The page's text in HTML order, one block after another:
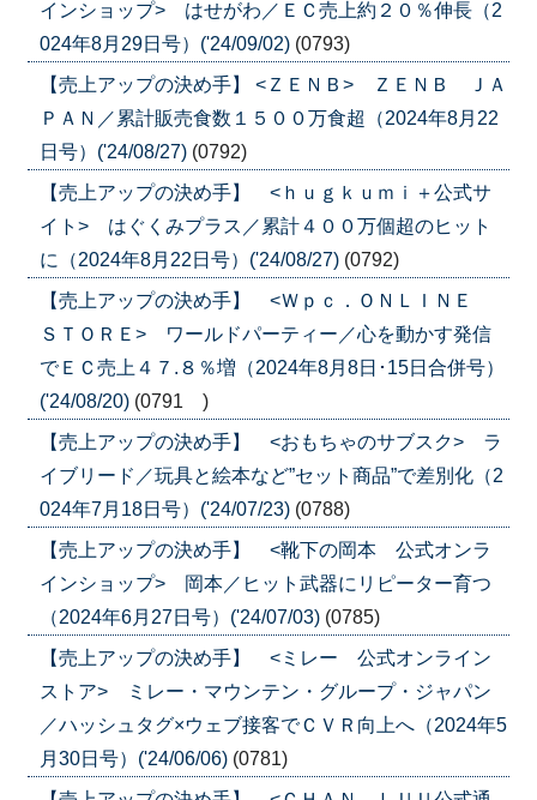
インショップ> はせがわ／ＥＣ売上約２０％伸長（2
024年8月29日号）('24/09/02) (0793)
【売上アップの決め手】 <ＺＥＮＢ> ＺＥＮＢ ＪＡ
ＰＡＮ／累計販売食数１５００万食超（2024年8月22
日号）('24/08/27) (0792)
【売上アップの決め手】 <ｈｕｇｋｕｍｉ＋公式サ
イト> はぐくみプラス／累計４００万個超のヒット
に（2024年8月22日号）('24/08/27) (0792)
【売上アップの決め手】 <Ｗｐｃ．ＯＮＬＩＮＥ
ＳＴＯＲＥ> ワールドパーティー／心を動かす発信
でＥＣ売上４７.８％増（2024年8月8日･15日合併号）
('24/08/20) (0791 )
【売上アップの決め手】 <おもちゃのサブスク> ラ
イブリード／玩具と絵本など”セット商品”で差別化（2
024年7月18日号）('24/07/23) (0788)
【売上アップの決め手】 <靴下の岡本 公式オンラ
インショップ> 岡本／ヒット武器にリピーター育つ
（2024年6月27日号）('24/07/03) (0785)
【売上アップの決め手】 <ミレー 公式オンライン
ストア> ミレー・マウンテン・グループ・ジャパン
／ハッシュタグ×ウェブ接客でＣＶＲ向上へ（2024年5
月30日号）('24/06/06) (0781)